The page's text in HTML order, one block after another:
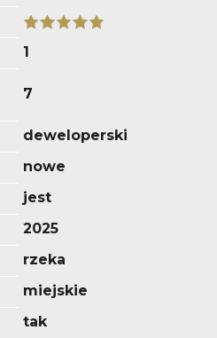
1
7
deweloperski
nowe
jest
2025
rzeka
miejskie
tak